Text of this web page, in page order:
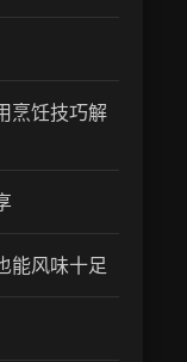
烹饪技巧解
能风味十足